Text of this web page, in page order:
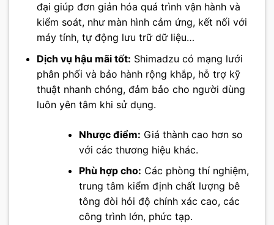
đại giúp đơn giản hóa quá trình vận hành và
kiểm soát, như màn hình cảm ứng, kết nối với
máy tính, tự động lưu trữ dữ liệu…
Dịch vụ hậu mãi tốt: Shimadzu có mạng lưới
phân phối và bảo hành rộng khắp, hỗ trợ kỹ
thuật nhanh chóng, đảm bảo cho người dùng
luôn yên tâm khi sử dụng.
Nhược điểm: Giá thành cao hơn so
với các thương hiệu khác.
Phù hợp cho: Các phòng thí nghiệm,
trung tâm kiểm định chất lượng bê
tông đòi hỏi độ chính xác cao, các
công trình lớn, phức tạp.